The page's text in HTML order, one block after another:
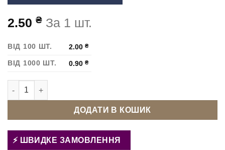
2.50 ₴ За 1 шт.
ВІД 100 ШТ. 2.00₴
ВІД 1000 ШТ. 0.90₴
Люверс Блочка 4 мм нержавіючий Золото кількість
ДОДАТИ В КОШИК
ШВИДКЕ ЗАМОВЛЕННЯ